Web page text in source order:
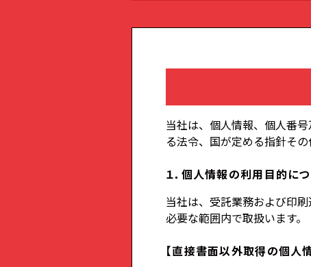
当社は、個人情報、個人番
る法令、国が定める指針そ
１．個人情報の利用目的に
当社は、受託業務および印
必要な範囲内で取扱います。
【直接書面以外取得の個人